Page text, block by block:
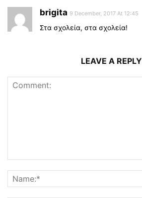
brigita 9 December, 2017 At 12:45
Στα σχολεία, στα σχολεία!
LEAVE A REPLY